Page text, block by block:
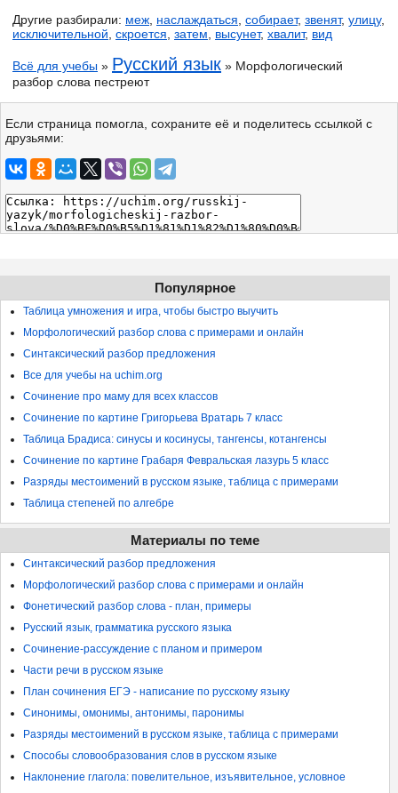
Другие разбирали: меж наслаждаться собирает, звенят, улицу,
исключительной скроется затем высунет, хвалит, вид
Всё для учебы » Русский язык » Морфологический
разбор слова пестреют
Если страница помогла, сохраните её и поделитесь ссылкой с
друзьями:
Популярное
Таблица умножения и игра, чтобы быстро выучить
Морфологический разбор слова с примерами и онлайн
Синтаксический разбор предложения
Все для учебы на uchim.org
Сочинение про маму для всех классов
Сочинение по картине Григорьева Вратарь 7 класс
Таблица Брадиса: синусы и косинусы, тангенсы, котангенсы
Сочинение по картине Грабаря Февральская лазурь 5 класс
Разряды местоимений в русском языке, таблица с примерами
Таблица степеней по алгебре
Материалы по теме
Синтаксический разбор предложения
Морфологический разбор слова с примерами и онлайн
Фонетический разбор слова - план, примеры
Русский язык, грамматика русского языка
Сочинение-рассуждение с планом и примером
Части речи в русском языке
План сочинения ЕГЭ - написание по русскому языку
Синонимы, омонимы, антонимы, паронимы
Разряды местоимений в русском языке, таблица с примерами
Способы словообразования слов в русском языке
Наклонение глагола: повелительное, изъявительное, условное